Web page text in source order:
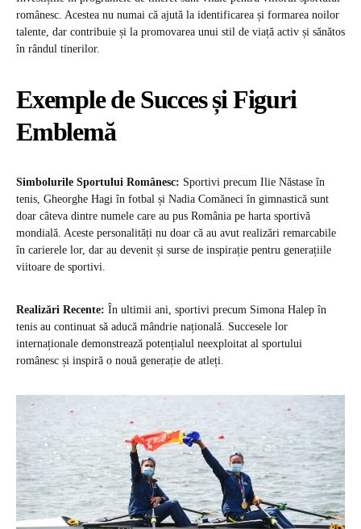
românesc. Acestea nu numai că ajută la identificarea și formarea noilor
talente, dar contribuie și la promovarea unui stil de viață activ și sănătos
în rândul tinerilor.
Exemple de Succes și Figuri
Emblemă
Simbolurile Sportului Românesc: Sportivi precum Ilie Năstase în
tenis, Gheorghe Hagi în fotbal și Nadia Comăneci în gimnastică sunt
doar câteva dintre numele care au pus România pe harta sportivă
mondială. Aceste personalități nu doar că au avut realizări remarcabile
în carierele lor, dar au devenit și surse de inspirație pentru generațiile
viitoare de sportivi.
Realizări Recente: În ultimii ani, sportivi precum Simona Halep în
tenis au continuat să aducă mândrie națională. Succesele lor
internaționale demonstrează potențialul neexploitat al sportului
românesc și inspiră o nouă generație de atleți.